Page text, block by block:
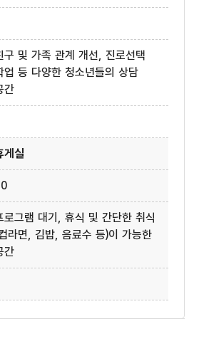
구 및 가족 관계 개선, 진로선택
업 등 다양한 청소년들의 상담
간
게실
로그램 대기, 휴식 및 간단한 취식
라면, 김밥, 음료수 등)이 가능한
간